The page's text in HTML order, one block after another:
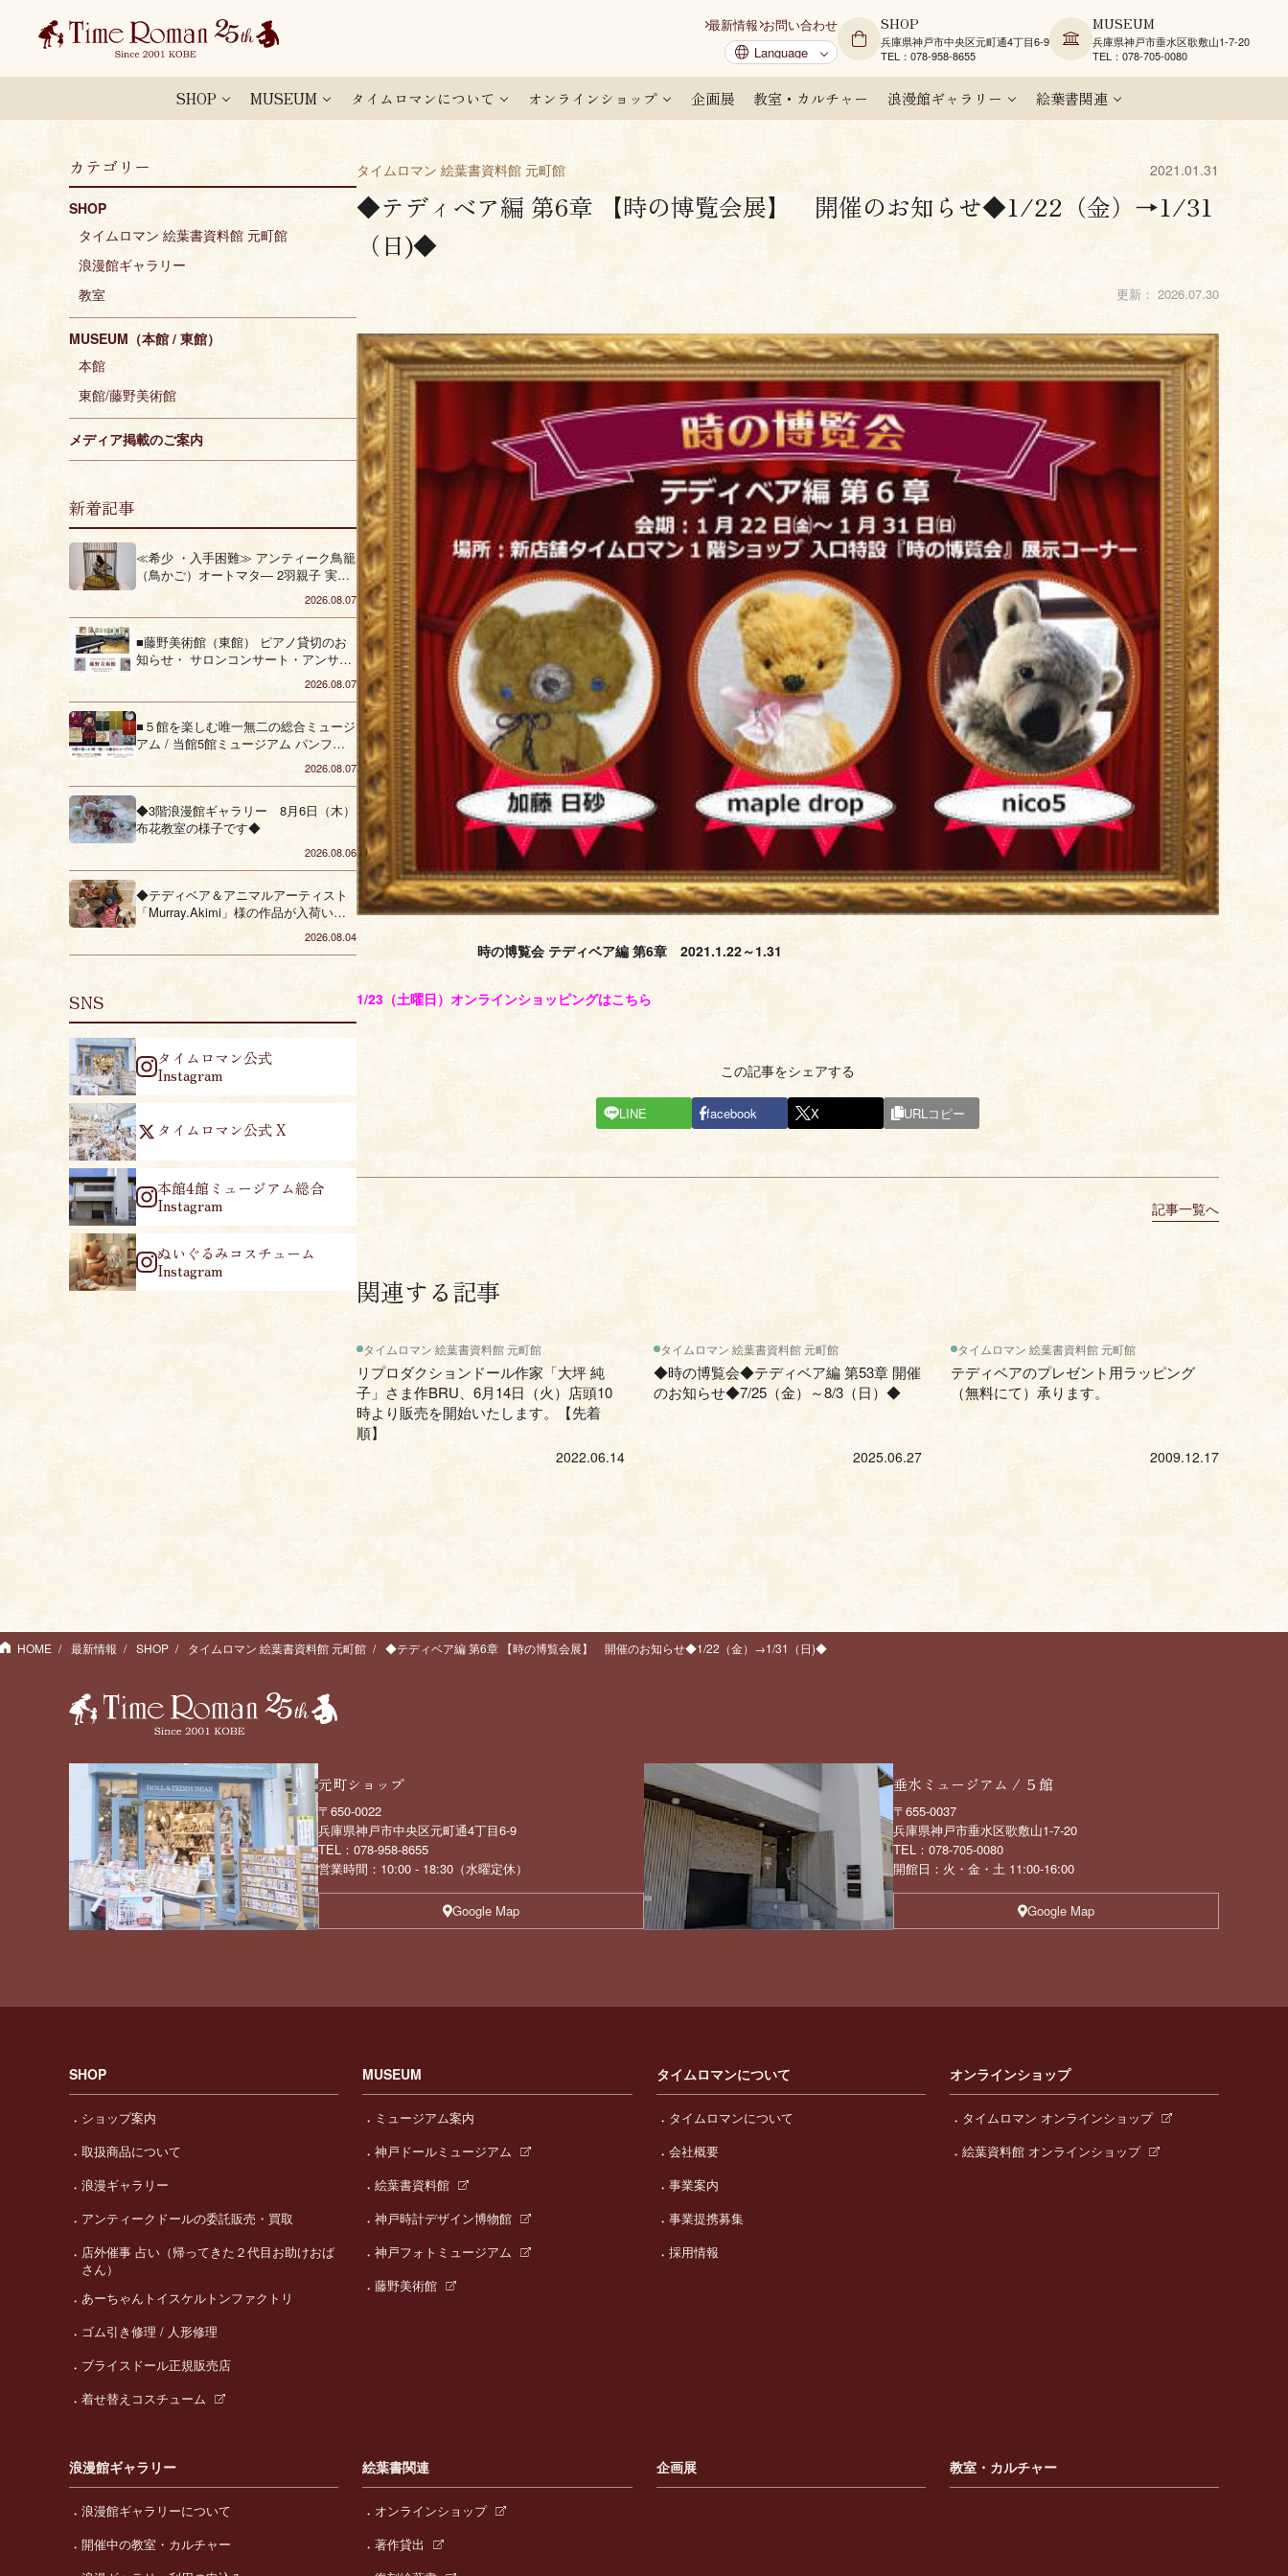
最新情報 お問い合わせ SHOP
兵庫県神戸市中央区元町通4丁目6-9
TEL：078-958-8655
MUSEUM
兵庫県神戸市垂水区歌敷山1-7-20
TEL：078-705-0080
SHOP MUSEUM タイムロマンについて オンラインショップ 企画展 教室・カルチャー 浪漫館ギャラリー 絵葉書関連
タイムロマン 絵葉書資料館 元町館 2021.01.31
◆テディベア編 第6章 【時の博覧会展】 開催のお知らせ◆1/22（金）→1/31
（日)◆
更新： 2026.07.30
時の博覧会 テディベア編 第6章 2021.1.22～1.31
1/23（土曜日）オンラインショッピングはこちら
この記事をシェアする
LINE facebook X URLコピー
記事一覧へ
関連する記事
タイムロマン 絵葉書資料館 元町館
リプロダクションドール作家「大坪 純
子」さま作BRU、6月14日（火）店頭10
時より販売を開始いたします。【先着
順】
2022.06.14
タイムロマン 絵葉書資料館 元町館
◆時の博覧会◆テディベア編 第53章 開催
のお知らせ◆7/25（金）～8/3（日）◆
2025.06.27
タイムロマン 絵葉書資料館 元町館
テディベアのプレゼント用ラッピング
（無料にて）承ります。
2009.12.17
カテゴリー
SHOP
タイムロマン 絵葉書資料館 元町館
浪漫館ギャラリー
教室
MUSEUM（本館 / 東館）
本館
東館/藤野美術館
メディア掲載のご案内
新着記事
≪希少 ・入手困難≫ アンティーク鳥籠
（鳥かご）オートマタ― 2羽親子 実動
2026.08.07
■藤野美術館（東館） ピアノ貸切のお
知らせ・ サロンコンサート・アンサン
ブル・発表会 ・ピアノ発表会・コーラ
2026.08.07
■５館を楽しむ唯一無二の総合ミュージ
アム / 当館5館ミュージアム パンフレ
2026.08.07
◆3階浪漫館ギャラリー 8月6日（木）
布花教室の様子です◆
2026.08.06
◆テディベア＆アニマルアーティスト
「Murray.Akimi」様の作品が入荷いた
2026.08.04
SNS
タイムロマン公式
Instagram
タイムロマン公式 X
本館4館ミュージアム総合
Instagram
ぬいぐるみコスチューム
Instagram
HOME 最新情報 SHOP タイムロマン 絵葉書資料館 元町館 ◆テディベア編 第6章 【時の博覧会展】 開催のお知らせ◆1/22（金）→1/31（日)◆
元町ショップ
〒650-0022
兵庫県神戸市中央区元町通4丁目6-9
TEL：078-958-8655
営業時間：10:00 - 18:30（水曜定休）
Google Map
垂水ミュージアム / ５館
〒655-0037
兵庫県神戸市垂水区歌敷山1-7-20
TEL：078-705-0080
開館日：火・金・土 11:00-16:00
Google Map
SHOP
ショップ案内
取扱商品について
浪漫ギャラリー
アンティークドールの委託販売・買取
店外催事 占い（帰ってきた２代目お助けおば
さん）
あーちゃんトイスケルトンファクトリ
ゴム引き修理 / 人形修理
ブライスドール正規販売店
着せ替えコスチューム
MUSEUM
ミュージアム案内
神戸ドールミュージアム
絵葉書資料館
神戸時計デザイン博物館
神戸フォトミュージアム
藤野美術館
タイムロマンについて
タイムロマンについて
会社概要
事業案内
事業提携募集
採用情報
オンラインショップ
タイムロマン オンラインショップ
絵葉資料館 オンラインショップ
浪漫館ギャラリー
浪漫館ギャラリーについて
開催中の教室・カルチャー
絵葉書関連
オンラインショップ
著作貸出
企画展 教室・カルチャー